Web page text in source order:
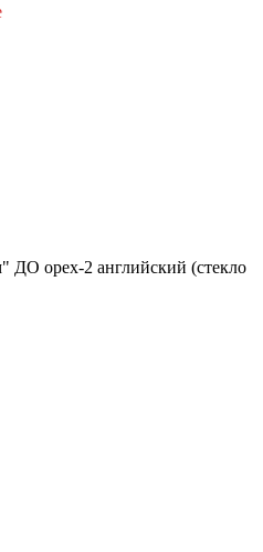
орех-2 английский (стекло